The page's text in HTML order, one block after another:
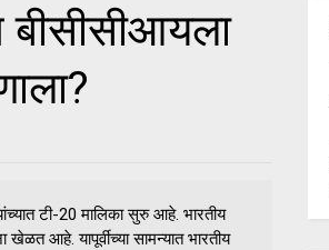
टी-20 मालिका सुरु आहे. भारतीय
आहे. यापूर्वीच्या सामन्यात भारतीय